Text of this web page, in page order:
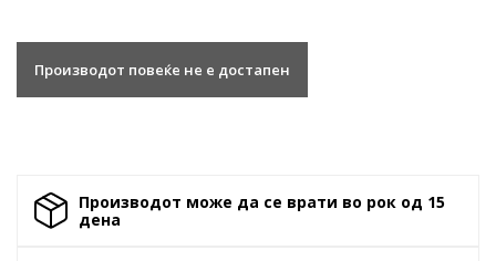
Производот повеќе не е достапен
Производот може да се врати во рок од 15
денa